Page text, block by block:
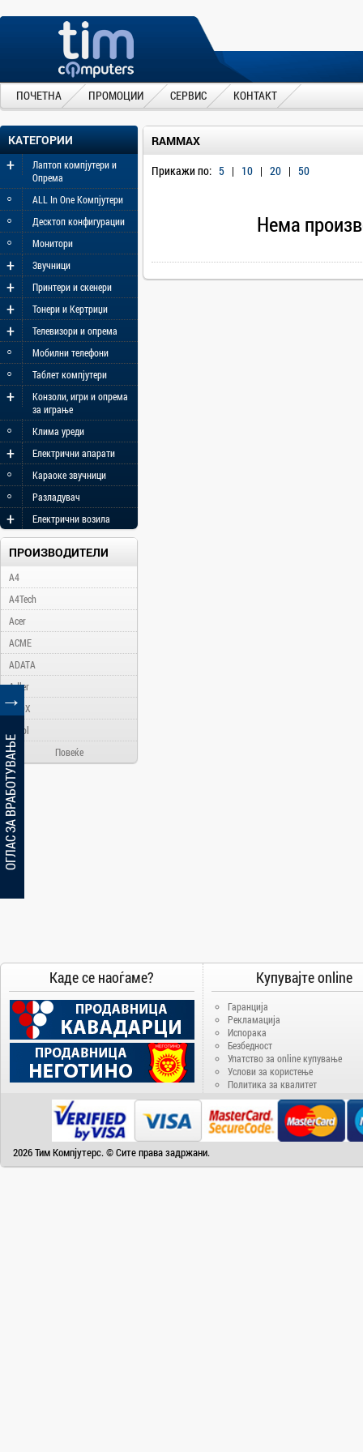
ПОЧЕТНА ПРОМОЦИИ СЕРВИС КОНТАКТ
КАТЕГОРИИ
Лаптоп компјутери и
Опрема
+
ALL In One Компјутери
◦
Десктоп конфигурации
◦
Монитори
◦
Звучници
+
Принтери и скенери
+
Тонери и Кертриџи
+
Телевизори и опрема
+
Мобилни телефони
◦
Таблет компјутери
◦
Конзоли, игри и опрема
за играње
+
Клима уреди
◦
Електрични апарати
+
Караоке звучници
◦
Разладувач
◦
Електрични возила
+
ПРОИЗВОДИТЕЛИ
A4
A4Tech
Acer
ACME
ADATA
Adler
AFOX
Ainol
Alcatel
Allview
Aloha Day
AMD
AOC
Apache
BenQ
Blackview
Bosch
Broadlink
Brother
Carrier
Повеќе
RAMMAX
Прикажи по: 5 | 10 | 20 | 50
Нема
ОГЛАС ЗА ВРАБОТУВАЊЕ
→
Каде се наоѓаме? Купувајте online
Гаранција
Рекламација
Испорака
Безбедност
Упатство за online купување
Услови за користење
Политика за квалитет
2026 Тим Компјутерс. © Сите права задржани.